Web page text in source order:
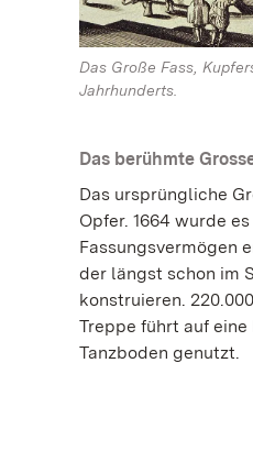
Das Große Fass,
Jahrhunderts.
Das berühmte
Das ursprüngliche
Opfer. 1664 wurde
Fassungsvermögen
der längst schon im
konstruieren.
Treppe führt auf
Tanzboden genutzt.